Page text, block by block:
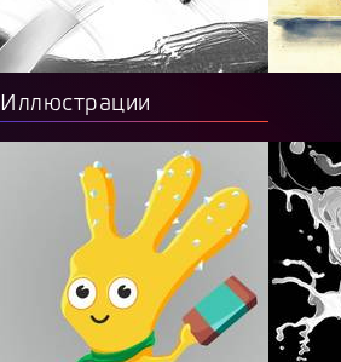
Иллюстрации